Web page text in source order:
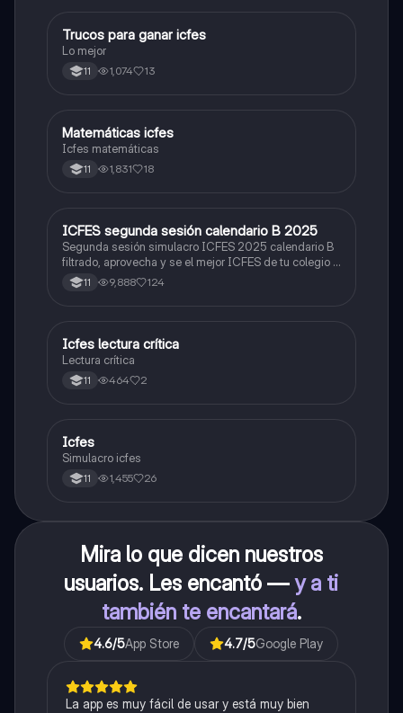
Química
Trucos para ganar icfes
Lo mejor
11 1,074 13
ICFES: Matemáticas
Matemáticas icfes
Icfes matemáticas
11 1,831 18
ICFES: Lectura Crítica
ICFES segunda sesión calendario B 2025
Segunda sesión simulacro ICFES 2025 calendario B
filtrado, aprovecha y se el mejor ICFES de tu colegio y
poder ingresar a universidad, y estudiar aquella
carrera con la que tanto sueñas.
11 9,888 124
Lengua Castellana
Icfes lectura crítica
Lectura crítica
11 464 2
ICFES: Sociales y Ciudadanas
Icfes
Simulacro icfes
11 1,455 26
Mira lo que dicen nuestros
usuarios. Les encantó —y a ti
también te encantará.
4.6/5App Store 4.7/5Google Play
La app es muy fácil de usar y está muy bien